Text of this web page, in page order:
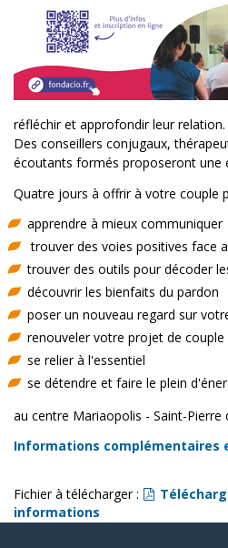
réfléchir et approfondir leur relation.
Des conseillers conjugaux,
écoutants formés proposeront une
Quatre jours à offrir à votre couple
apprendre à mieux communiquer
trouver des voies positives face
trouver des outils pour décoder
découvrir les bienfaits du pardon
poser un nouveau regard sur
renouveler votre projet de couple
se relier à l'essentiel
se détendre et faire le plein
au centre Mariaopolis - Saint-Pierre
Informations complémentaires
Fichier à télécharger :
informations